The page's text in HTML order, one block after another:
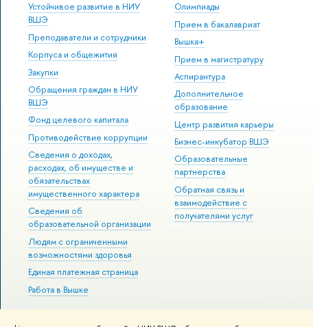
Устойчивое развитие в НИУ
ВШЭ
Преподаватели и сотрудники
Корпуса и общежития
Закупки
Обращения граждан в НИУ
ВШЭ
Фонд целевого капитала
Противодействие коррупции
Сведения о доходах,
расходах, об имуществе и
обязательствах
имущественного характера
Сведения об
образовательной организации
Людям с ограниченными
возможностями здоровья
Единая платежная страница
Работа в Вышке
Олимпиады
Прием в бакалавриат
Вышка+
Прием в магистратуру
Аспирантура
Дополнительное
образование
Центр развития карьеры
Бизнес-инкубатор ВШЭ
Образовательные
партнерства
Обратная связь и
взаимодействие с
получателями услуг